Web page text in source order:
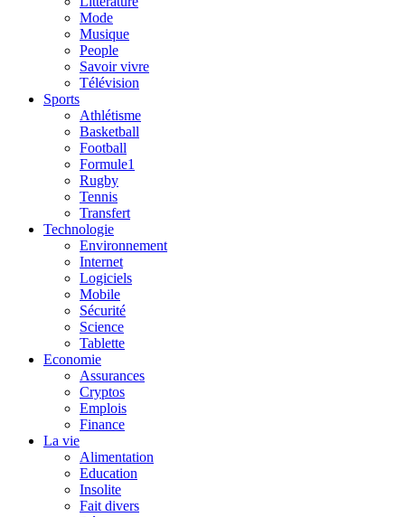
Mode
Musique
People
Savoir vivre
Télévision
Sports
Athlétisme
Basketball
Football
Formule1
Rugby
Tennis
Transfert
Technologie
Environnement
Internet
Logiciels
Mobile
Sécurité
Science
Tablette
Economie
Assurances
Cryptos
Emplois
Finance
La vie
Alimentation
Education
Insolite
Fait divers